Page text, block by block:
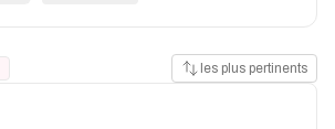
les plus pertinents